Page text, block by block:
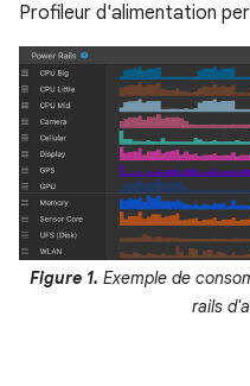
Profileur d'alimentation
Figure 1. Exemple de
rails